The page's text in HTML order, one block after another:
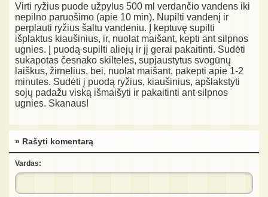
Virti ryžius puode užpylus 500 ml verdančio vandens iki
nepilno paruošimo (apie 10 min). Nupilti vandenį ir
perplauti ryžius šaltu vandeniu. Į keptuvę supilti
išplaktus kiaušinius, ir, nuolat maišant, kepti ant silpnos
ugnies. Į puodą supilti aliejų ir jį gerai pakaitinti. Sudėti
sukapotas česnako skilteles, supjaustytus svogūnų
laiškus, žirnelius, bei, nuolat maišant, pakepti apie 1-2
minutes. Sudėti į puodą ryžius, kiaušinius, apšlakstyti
sojų padažu viską išmaišyti ir pakaitinti ant silpnos
ugnies. Skanaus!
» Rašyti komentarą
Vardas: